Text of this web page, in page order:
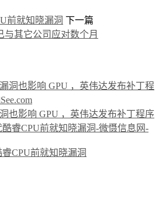
前就知晓漏洞 下一篇
与其它公司应对数个月
也影响 GPU ，英伟达发布补丁程序
CPU前就知晓漏洞